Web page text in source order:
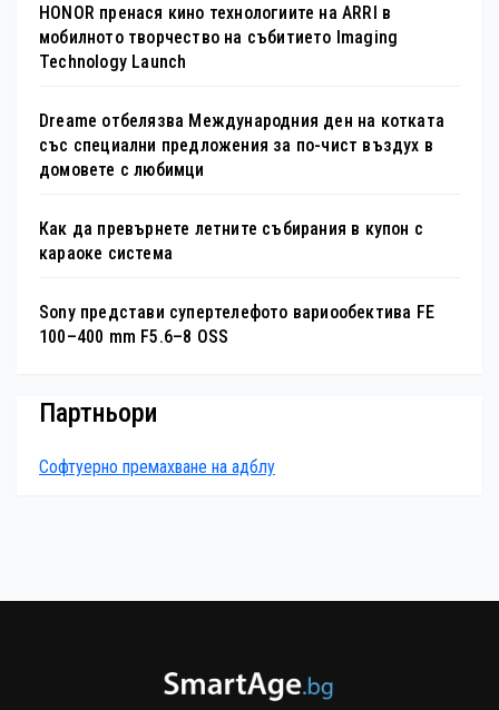
HONOR пренася кино технологиите на ARRI в
мобилното творчество на събитието Imaging
Technology Launch
Dreame отбелязва Международния ден на котката
със специални предложения за по-чист въздух в
домовете с любимци
Как да превърнете летните събирания в купон с
караоке система
Sony представи супертелефото вариообектива FE
100–400 mm F5.6–8 OSS
Партньори
Софтуерно премахване на адблу